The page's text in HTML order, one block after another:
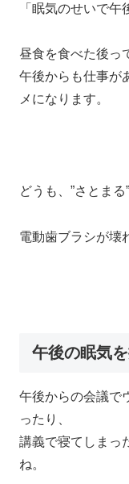
「眠気のせいで
昼食を食べた後っ
午後からも仕事が
メになります。
どうも、”さとまる
電動歯ブラシが壊
午後の眠気
午後からの会議で
ったり、
講義で寝てしまっ
ね。